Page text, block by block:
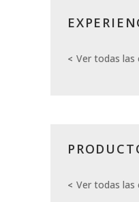
Ver todas las
Ver todas las